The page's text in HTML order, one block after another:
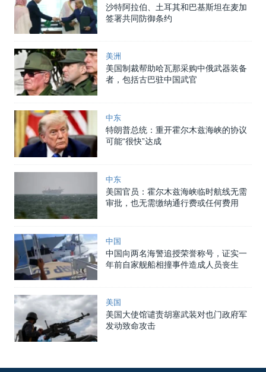
沙特阿拉伯、土耳其和巴基斯坦在麦加
签署共同防御条约
美洲
美国制裁帮助哈瓦那采购中俄武器装备
者，包括古巴驻中国武官
中东
特朗普总统：重开霍尔木兹海峡的协议
可能“很快”达成
中东
美国官员：霍尔木兹海峡临时航线无需
审批，也无需缴纳通行费或任何费用
中国
中国向两名海警追授荣誉称号，证实一
年前自家舰船相撞事件造成人员丧生
美国
美国大使馆谴责胡塞武装对也门政府军
发动致命攻击